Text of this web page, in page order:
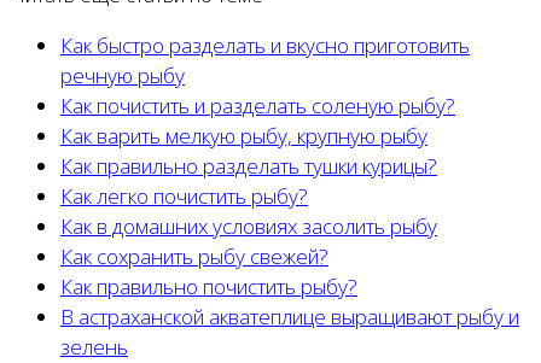
Как быстро разделать и вкусно приготовить
речную рыбу
Как почистить и разделать соленую рыбу?
Как варить мелкую рыбу, крупную рыбу
Как правильно разделать тушки курицы?
Как легко почистить рыбу?
Как в домашних условиях засолить рыбу
Как сохранить рыбу свежей?
Как правильно почистить рыбу?
В астраханской акватеплице выращивают рыбу и
зелень